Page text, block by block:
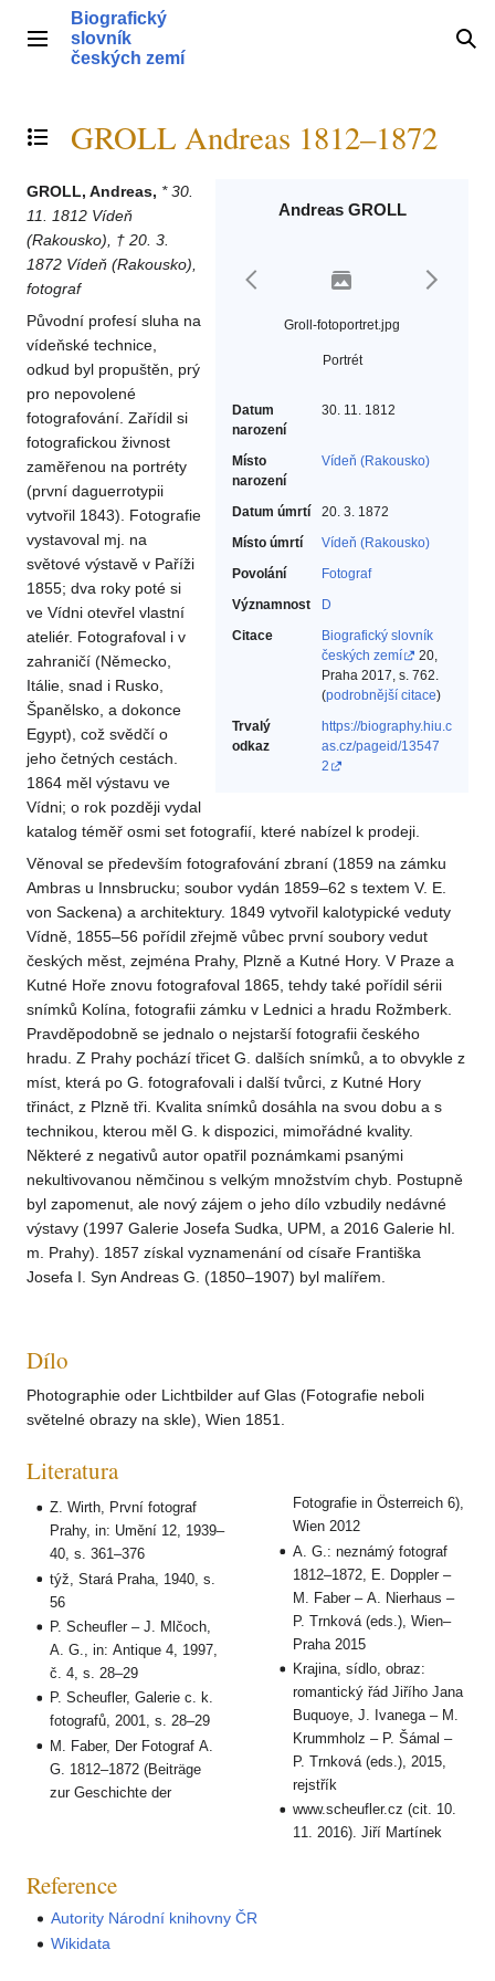
obsahHlavní menu
Biografický
slovník
českých zemí
Přepnout obsah
GROLL Andreas 1812–1872
Andreas GROLL
Groll-fotoportret.jpg
Portrét
Datum
narození
30. 11. 1812
Místo
narození
Vídeň (Rakousko)
Datum úmrtí
20. 3. 1872
Místo úmrtí
Vídeň (Rakousko)
Povolání
Fotograf‎
Významnost
D
Citace
Biografický slovník
českých zemí
20,
Praha 2017, s. 762.
(podrobnější citace)
Trvalý
odkaz
https://biography.hiu.c
as.cz/pageid/13547
2
GROLL, Andreas, * 30.
11. 1812 Vídeň
(Rakousko), † 20. 3.
1872 Vídeň (Rakousko),
fotograf
Původní profesí sluha na
vídeňské technice,
odkud byl propuštěn, prý
pro nepovolené
fotografování. Zařídil si
fotografickou živnost
zaměřenou na portréty
(první daguerrotypii
vytvořil 1843). Fotografie
vystavoval mj. na
světové výstavě v Paříži
1855; dva roky poté si
ve Vídni otevřel vlastní
ateliér. Fotografoval i v
zahraničí (Německo,
Itálie, snad i Rusko,
Španělsko, a dokonce
Egypt), což svědčí o
jeho četných cestách.
1864 měl výstavu ve
Vídni; o rok později vydal
katalog téměř osmi set fotografií, které nabízel k prodeji.
Věnoval se především fotografování zbraní (1859 na zámku
Ambras u Innsbrucku; soubor vydán 1859–62 s textem V. E.
von Sackena) a architektury. 1849 vytvořil kalotypické veduty
Vídně, 1855–56 pořídil zřejmě vůbec první soubory vedut
českých měst, zejména Prahy, Plzně a Kutné Hory. V Praze a
Kutné Hoře znovu fotografoval 1865, tehdy také pořídil sérii
snímků Kolína, fotografii zámku v Lednici a hradu Rožmberk.
Pravděpodobně se jednalo o nejstarší fotografii českého
hradu. Z Prahy pochází třicet G. dalších snímků, a to obvykle z
míst, která po G. fotografovali i další tvůrci, z Kutné Hory
třináct, z Plzně tři. Kvalita snímků dosáhla na svou dobu a s
technikou, kterou měl G. k dispozici, mimořádné kvality.
Některé z negativů autor opatřil poznámkami psanými
nekultivovanou němčinou s velkým množstvím chyb. Postupně
byl zapomenut, ale nový zájem o jeho dílo vzbudily nedávné
výstavy (1997 Galerie Josefa Sudka, UPM, a 2016 Galerie hl.
m. Prahy). 1857 získal vyznamenání od císaře Františka
Josefa I. Syn Andreas G. (1850–1907) byl malířem.
Dílo
Photographie oder Lichtbilder auf Glas (Fotografie neboli
světelné obrazy na skle), Wien 1851.
Literatura
Z. Wirth, První fotograf
Prahy, in: Umění 12, 1939–
40, s. 361–376
týž, Stará Praha, 1940, s.
56
P. Scheufler – J. Mlčoch,
A. G., in: Antique 4, 1997,
č. 4, s. 28–29
P. Scheufler, Galerie c. k.
fotografů, 2001, s. 28–29
M. Faber, Der Fotograf A.
G. 1812–1872 (Beiträge
zur Geschichte der
Fotografie in Österreich 6),
Wien 2012
A. G.: neznámý fotograf
1812–1872, E. Doppler –
M. Faber – A. Nierhaus –
P. Trnková (eds.), Wien–
Praha 2015
Krajina, sídlo, obraz:
romantický řád Jiřího Jana
Buquoye, J. Ivanega – M.
Krummholz – P. Šámal –
P. Trnková (eds.), 2015,
rejstřík
www.scheufler.cz (cit. 10.
11. 2016). Jiří Martínek
Reference
Autority Národní knihovny ČR
Wikidata